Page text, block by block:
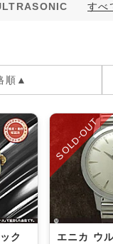
すべ
順▲
ク
SOLD-OUT
エニカ ウ